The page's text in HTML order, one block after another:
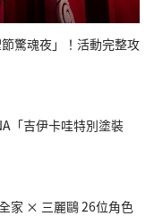
驚魂夜」！活動完整攻
「吉伊卡哇特別塗裝
家 × 三麗鷗 26位角色